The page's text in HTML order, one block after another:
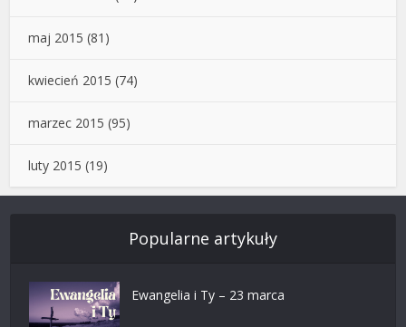
maj 2015 (81)
kwiecień 2015 (74)
marzec 2015 (95)
luty 2015 (19)
Popularne artykuły
Ewangelia i Ty – 23 marca